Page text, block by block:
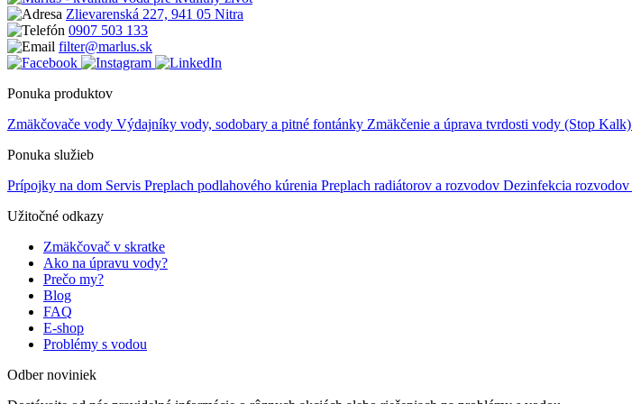
Zlievarenská 227, 941 05 Nitra
0907 503 133
filter@marlus.sk
Ponuka produktov
Zmäkčovače vody Výdajníky vody, sodobary a pitné fontánky Zmäkčenie a úprava tvrdosti vody (Stop Kalk)
Ponuka služieb
Prípojky na dom Servis Preplach podlahového kúrenia Preplach radiátorov a rozvodov Dezinfekcia rozvodov
Užitočné odkazy
Zmäkčovač v skratke
Ako na úpravu vody?
Prečo my?
Blog
FAQ
E-shop
Problémy s vodou
Odber noviniek